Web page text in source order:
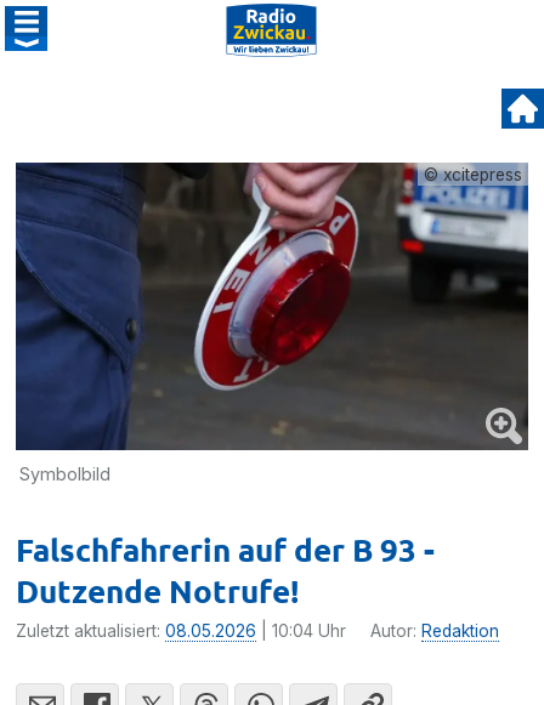
© xcitepress
Symbolbild
Falschfahrerin auf der B 93 -
Dutzende Notrufe!
Zuletzt aktualisiert:08.05.2026 | 10:04 Uhr Autor: Redaktion